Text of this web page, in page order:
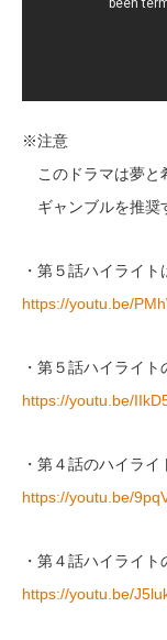
※注意
このドラマは夢と
ギャンブルを推奨
・第５話ハイライト
https://youtu.be/
・第５話ハイライ
https://youtu.be/
・第４話のハイラ
https://youtu.be/
・第４話ハイライ
https://youtu.be/